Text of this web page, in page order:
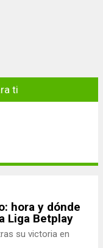
ti
hora y dónde
Liga Betplay
su victoria en